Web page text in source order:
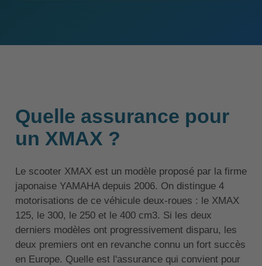
Quelle assurance pour
un XMAX ?
Le scooter XMAX est un modèle proposé par la firme
japonaise YAMAHA depuis 2006. On distingue 4
motorisations de ce véhicule deux-roues : le XMAX
125, le 300, le 250 et le 400 cm3. Si les deux
derniers modèles ont progressivement disparu, les
deux premiers ont en revanche connu un fort succès
en Europe. Quelle est l'assurance qui convient pour